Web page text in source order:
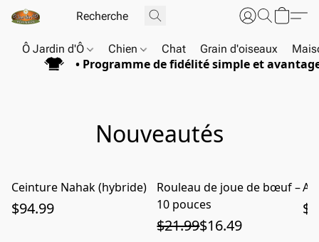
Ô Jardin d'Ô Chien Chat Grain d'oiseaux
• Programme de fidélité simple et
Nouveautés
Ceinture Nahak (hybride)
$94.99
ÉPUISÉ
Rouleau de joue de bœuf –
10 pouces
$21.99$16.49